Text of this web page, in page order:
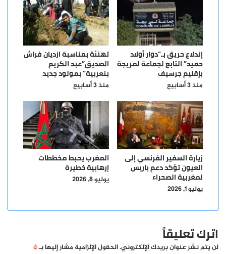
تهنئة بمناسبة ازديان فراش
الصديق”عبد الكريم
بنعربية” بمولود جديد
منذ 3 أسابيع
إندلاع حريق بـ”دوار أولاد
حميد” التابع لجماعة لمريجة
بإقليم جرسيف
منذ 3 أسابيع
المغرب يحبط مخططات
إرهابية خطيرة
يوليو 8, 2026
زيارة السفير الفرنسي إلى
العيون تؤكد دعم باريس
لمغربية الصحراء
يوليو 1, 2026
اترك تعليقاً
لن يتم نشر عنوان بريدك الإلكتروني.الحقول الإلزامية مشار إليها بـ*